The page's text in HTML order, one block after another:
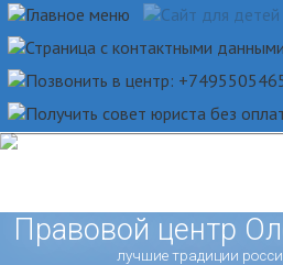
Правовой центр
лучшие традиции